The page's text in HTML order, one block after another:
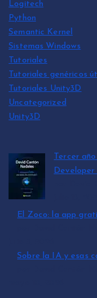
Logitech
Python
Semantic Kernel
Sistemas Windows
Tutoriales
Tutoriales genéricos
Tutoriales Unity3D
Uncategorized
Unity3D
Tercer
Developer
El Zoco: la app
Sobre la IA y esas